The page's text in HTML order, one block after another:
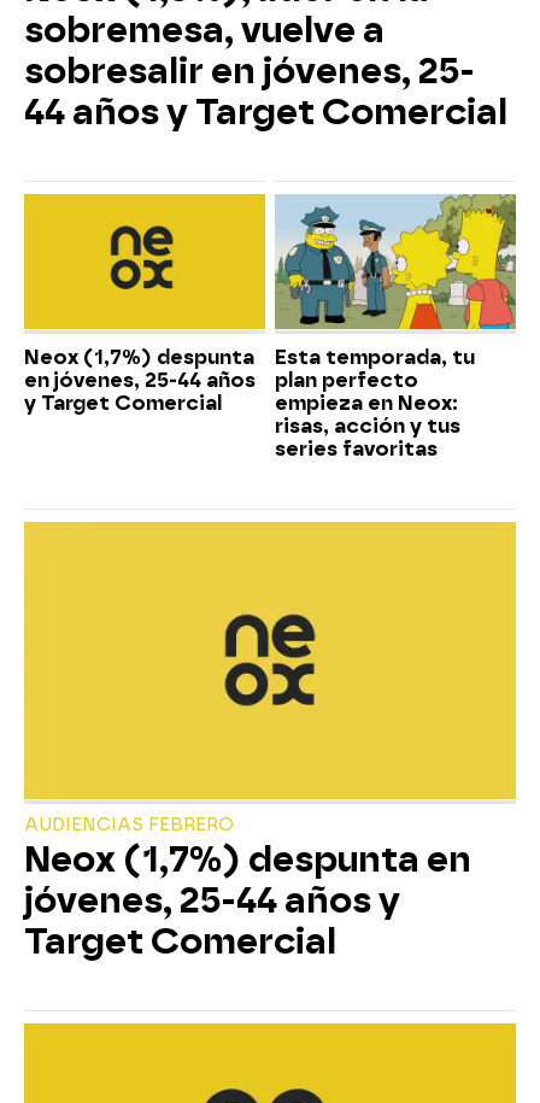
sobremesa, vuelve a
sobresalir en jóvenes, 25-
44 años y Target Comercial
Neox (1,7%) despunta
en jóvenes, 25-44 años
y Target Comercial
Esta temporada, tu
plan perfecto
empieza en Neox:
risas, acción y tus
series favoritas
AUDIENCIAS FEBRERO
Neox (1,7%) despunta en
jóvenes, 25-44 años y
Target Comercial